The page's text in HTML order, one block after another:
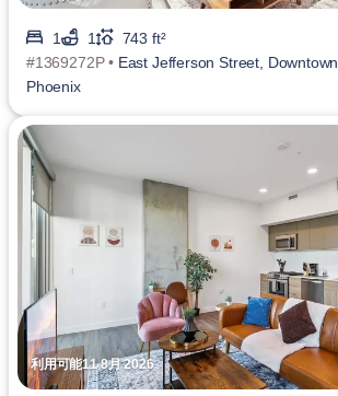
1 1
743 ft²
#1369272P • East Jefferson Street, Downtown
Phoenix
利用可能11 8月 2026